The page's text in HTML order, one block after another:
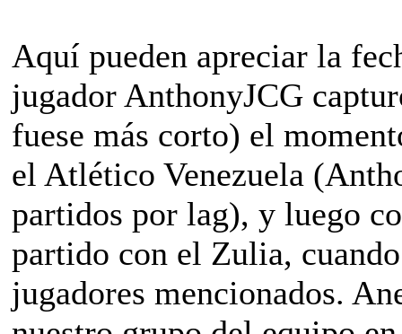
Aquí pueden apreciar la
jugador AnthonyJCG
fuese más corto) el
el Atlético Venezuela
partidos por lag), y luego
partido con el Zulia,
jugadores mencionados.